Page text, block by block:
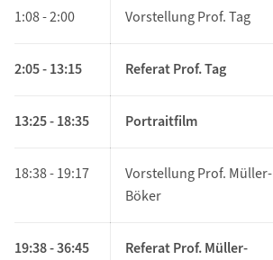
1:08 - 2:00 Vorstellung Prof. Tag
2:05 - 13:15 Referat Prof. Tag
13:25 - 18:35 Portraitfilm
18:38 - 19:17
Vorstellung Prof. Müller-
Böker
19:38 - 36:45
Referat Prof. Müller-